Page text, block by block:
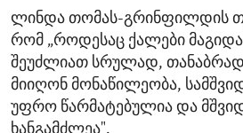
ლინდა თომას-გრინფილდის
რომ „როდესაც ქალები
შეუძლიათ სრულად,
მიიღონ მონაწილეობა,
უფრო წარმატებულია და
ხანგამძლეა".